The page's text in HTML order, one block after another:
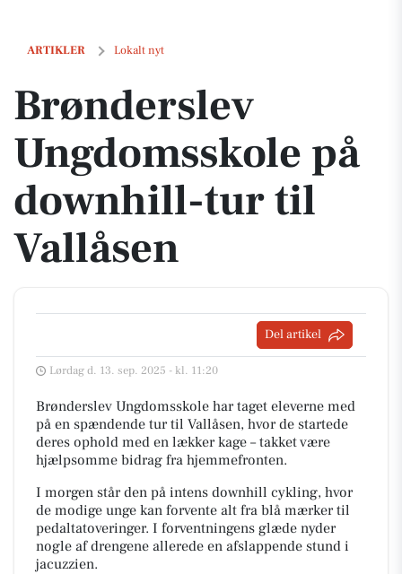
ARTIKLER Lokalt nyt
Brønderslev Ungdomsskole på downhill-tur til Vallåsen
Brønderslev
Ungdomsskole på
downhill-tur til
Vallåsen
Del artikel
Lørdag d. 13. sep. 2025 - kl. 11:20
Brønderslev Ungdomsskole har taget eleverne med
på en spændende tur til Vallåsen, hvor de startede
deres ophold med en lækker kage – takket være
hjælpsomme bidrag fra hjemmefronten.
I morgen står den på intens downhill cykling, hvor
de modige unge kan forvente alt fra blå mærker til
pedaltatoveringer. I forventningens glæde nyder
nogle af drengene allerede en afslappende stund i
jacuzzien.